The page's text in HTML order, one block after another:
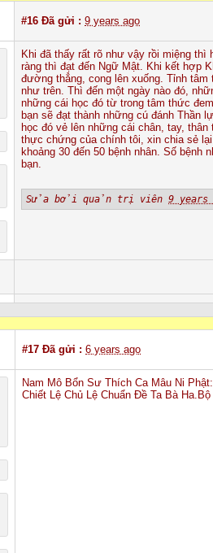
#16 Đã gửi : 9 years ago
Khi đã thấy rất rõ như vậy rồi miệng thì
ràng thì đạt đến Ngữ Mật. Khi kết hợp
đường thẳng, cong lên xuống. Tỉnh
như trên. Thì đến một ngày nào đó,
những cái học đó từ trong tâm thức
bạn sẽ đạt thành những cú đánh Thần
học đó vẻ lên những cái chân, tay,
thực chứng của chính tôi, xin chia sẻ
khoảng 30 đến 50 bệnh nhân. Số
bạn.
Sửa bởi quản trị viên 9 years
#17 Đã gửi : 6 years ago
Nam Mô Bổn Sư Thích Ca Mâu Ni
Chiết Lệ Chủ Lệ Chuẩn Đề Ta Bà